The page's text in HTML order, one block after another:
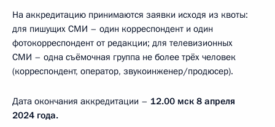
На аккредитацию принимаются заявки исходя из квоты:
для пишущих СМИ – один корреспондент и один
фотокорреспондент от редакции; для телевизионных
СМИ – одна съёмочная группа не более трёх человек
(корреспондент, оператор, звукоинженер/продюсер).
Дата окончания аккредитации – 12.00 мск 8 апреля
2024 года.